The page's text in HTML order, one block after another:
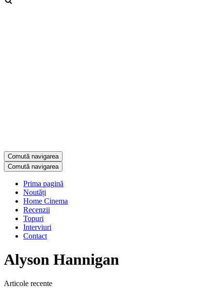
Comută navigarea
Comută navigarea
Prima pagină
Noutăți
Home Cinema
Recenzii
Topuri
Interviuri
Contact
Alyson Hannigan
Articole recente